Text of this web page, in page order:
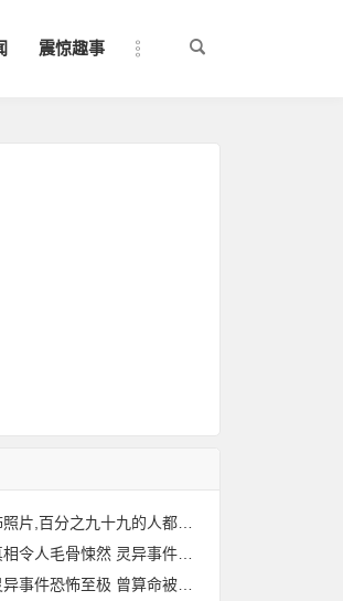
震惊趣事
分之九十九的人都被吓到(胆小勿入)
骨悚然 灵异事件缠身痛苦不堪终离去
怖至极 曾算命被告知命中注定在劫难逃？